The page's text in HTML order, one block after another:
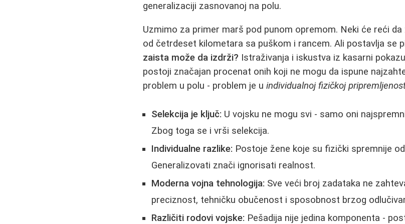
generalizaciji zasnovanoj na polu.
Uzmimo za primer marš pod punom opremom. Neki će reći
od četrdeset kilometara sa puškom i rancem. Ali postavlja se
zaista može da izdrži? Istraživanja i iskustva iz kasarni
postoji značajan procenat onih koji ne mogu da ispune
problem u polu - problem je uindividualnoj fizičkoj
Selekcija je ključ: U vojsku ne mogu svi - samo oni
Zbog toga se i vrši selekcija.
Individualne razlike: Postoje žene koje su fizički spremnije
Generalizovati znači ignorisati realnost.
Moderna vojna tehnologija: Sve veći broj zadataka ne
preciznost, tehničku obučenost i sposobnost brzog
Različiti rodovi vojske: Pešadija nije jedina komponenta -